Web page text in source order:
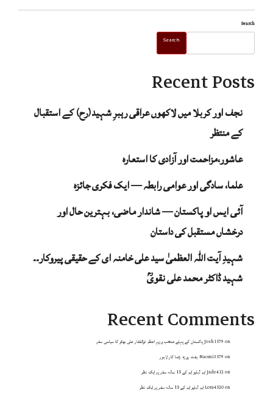
Search
Search
Recent Posts
نجف اور کربلا میں لاکھوں عراقی رہبرِ شہید(رح) کے استقبال
کے منتظر
عاشور،مزاحمت اور آزادی کا استعارہ
علما، سادگی اور عوامی رابطہ — ایک فکری جائزہ
آئی ایس او پاکستان — شاندار ماضی، بہترین حال اور
درخشاں مستقبل کی داستان
شہیدِ آیت اللہ العظمیٰ سید علی خامنہ ای کے حقیقی پیروکار۔۔
شہید ڈاکٹر محمد علی نقویؒ
Recent Comments
Josh1579 on
پاکستان کے پہلے منتخب وزیرِ اعظم ذوالفقار علی بھٹو کا سیاسی سفر
Naomi3579 on
ہفت روزہ رضا کار لاہور
Jade412on
ایم ڈبلیو ایم کے 15 سالہ سفر پر ایک نظر
Lora4520on ایم ڈبلیو ایم کے 15 سالہ سفر پر ایک نظر